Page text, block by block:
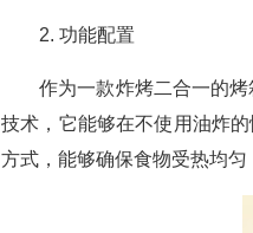
2. 功能配置
作为一款炸烤二合一的
技术，它能够在不使用油炸
方式，能够确保食物受热均匀